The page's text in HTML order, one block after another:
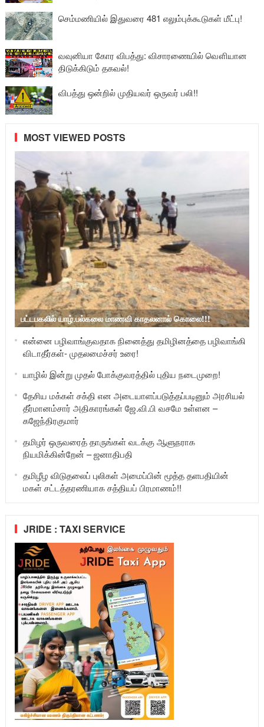
செம்மணியில் இதுவரை 481 எலும்புக்கூடுகள் மீட்பு!
வவுனியா கோர விபத்து: விசாரணையில் வௌியான
திடுக்கிடும் தகவல்!
விபத்து ஒன்றில் முதியவர் ஒருவர் பலி!!
MOST VIEWED POSTS
பட்டபகலில் யாழ்.பல்கலை மாணவி காதலனால் கொலை!!!
என்னை பழிவாங்குவதாக நினைத்து தமிழினத்தை பழிவாங்கி
விடாதீர்கள்- முதலமைச்சர் உரை!
யாழில் இன்று முதல் போக்குவரத்தில் புதிய நடைமுறை!
தேசிய மக்கள் சக்தி என அடையாளப்படுத்தப்படினும் அரசியல்
தீர்மானம்சார் அதிகாரங்கள் ஜே.வி.பி வசமே உள்ளன –
கஜேந்திரகுமார்
தமிழர் ஒருவரைத் தாருங்கள் வடக்கு ஆளுநராக
நியமிக்கின்றேன் – ஜனாதிபதி
தமிழீழ விடுதலைப் புலிகள் அமைப்பின் மூத்த தளபதியின்
மகள் சட்டத்தரணியாக சத்தியப் பிரமாணம்!!
JRIDE : TAXI SERVICE